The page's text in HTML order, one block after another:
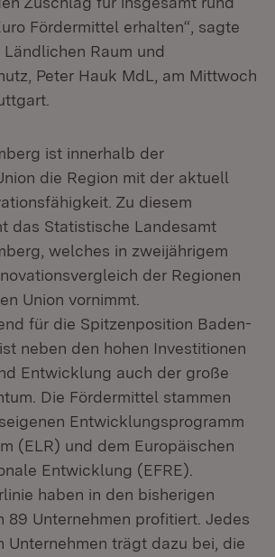
Fördermittel erhalten“, sagte
Raum und
Peter Hauk MdL, am Mittwoch
ist innerhalb der
die Region mit der aktuell
Zu diesem
das Statistische Landesamt
welches in zweijährigem
der Regionen
Union vornimmt.
für die Spitzenposition Baden-
neben den hohen Investitionen
Entwicklung auch der große
Die Fördermittel stammen
Entwicklungsprogramm
(ELR) und dem Europäischen
Entwicklung (EFRE).
haben in den bisherigen
89 Unternehmen profitiert. Jedes
Unternehmen trägt dazu bei, die